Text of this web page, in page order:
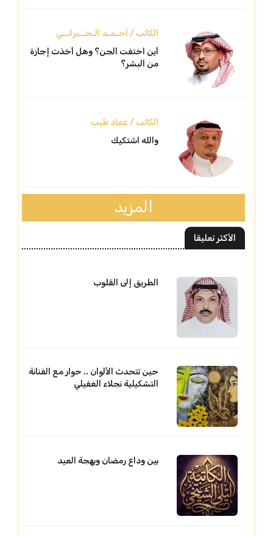
الكاتب / أحـمـد الـخــبرانــي
أين اختفت الجن؟ وهل أخذت إجازة
من البشر؟
الكاتب / عماد طيب
والله اشتكيك
المزيد
الأكثر تعليقا
الطريق إلى القلوب
حين تتحدث الألوان .. حوار مع الفنانة
التشكيلية نجلاء الغفيلي
بين وداع رمضان وبهجة العيد